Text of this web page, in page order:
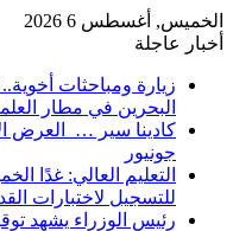
الخميس, أغسطس 6 2026
أخبار عاجلة
زيارة ومباحثات
البحرين في مطار
كادينا سير … العرض
جونيور
التعليم العالي: غدًا
للتسجيل لاختبارات
رئيس الوزراء يشهد